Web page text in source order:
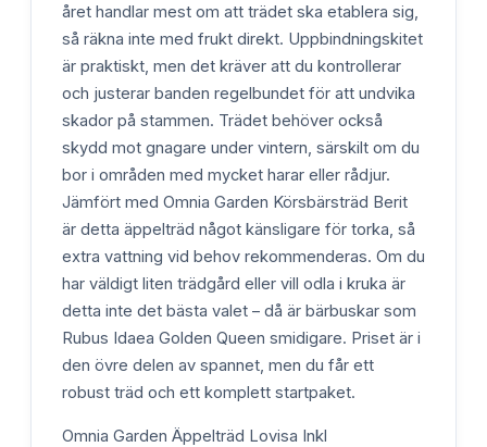
året handlar mest om att trädet ska etablera sig,
så räkna inte med frukt direkt. Uppbindningskitet
är praktiskt, men det kräver att du kontrollerar
och justerar banden regelbundet för att undvika
skador på stammen. Trädet behöver också
skydd mot gnagare under vintern, särskilt om du
bor i områden med mycket harar eller rådjur.
Jämfört med Omnia Garden Körsbärsträd Berit
är detta äppelträd något känsligare för torka, så
extra vattning vid behov rekommenderas. Om du
har väldigt liten trädgård eller vill odla i kruka är
detta inte det bästa valet – då är bärbuskar som
Rubus Idaea Golden Queen smidigare. Priset är i
den övre delen av spannet, men du får ett
robust träd och ett komplett startpaket.
Omnia Garden Äppelträd Lovisa Inkl